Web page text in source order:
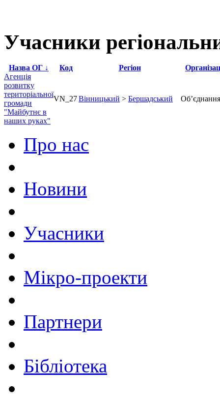
Учасники
Назва ОГ ↓ Код Регіон
Агенція
розвитку
територіальної
громади
"Майбутнє в
наших руках"
VN_27Вінницький > Бершадський
Про нас
Новини
Учасники
Мікро-проекти
Партнери
Бібліотека